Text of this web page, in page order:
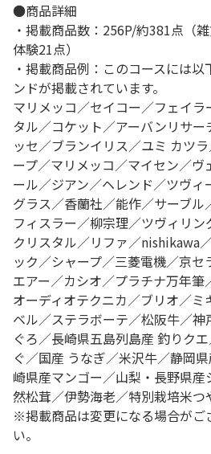
●商品詳細
・掲載商品数：256P/約381点（
体験21点）
・掲載商品例：このコースには
ンドが掲載されています。
マリメッコ／セイコー／フェイ
タル／コケット／アーバンリサ
ッセ／ブランイリス／ユミ カツ
ープ／マリメッコ／マイセン／
ール／ジアン／ヘレンド／ツヴィ
グラス／香蘭社／能作／サーブ
フィスラー／柳宗理／ツヴィリ
クリスタル／リファ／nishikawa
ック／シャープ／三菱電機／京
エアー／カシオ／プラチナ万年
オーディオテクニカ／ブリオ／ミ
ベル／ステラボーテ／松阪牛／
ぐろ／長崎県五島列島産 釣りク
ぐ／国産 うなぎ／米沢牛／静岡
崎県産マンゴー／山梨・長野県
然松茸／伊勢海老／特別栽培米つ
※掲載商品は変更になる場合がご
い。